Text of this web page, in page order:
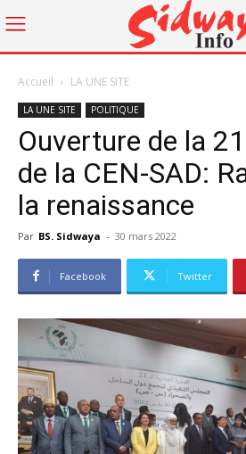
Accueil LA UNE SITE
LA UNE SITE POLITIQUE
Ouverture de la
de la CEN-SAD:
la renaissance
Par BS. Sidwaya - 30 mars 2022
Facebook Twitter